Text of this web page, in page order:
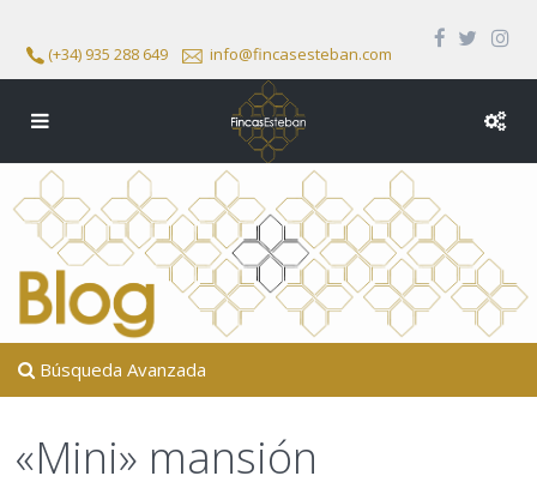
(+34) 935 288 649 info@fincasesteban.com
Búsqueda Avanzada
«Mini» mansión